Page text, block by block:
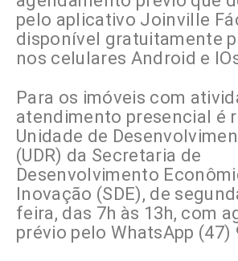
pelo aplicativo Joinville
disponível gratuitamente
nos celulares Android e
Para os imóveis com
atendimento presencial é
Unidade de
(UDR) da Secretaria de
Desenvolvimento
Inovação (SDE), de
feira, das 7h às 13h, com
prévio pelo WhatsApp (47)